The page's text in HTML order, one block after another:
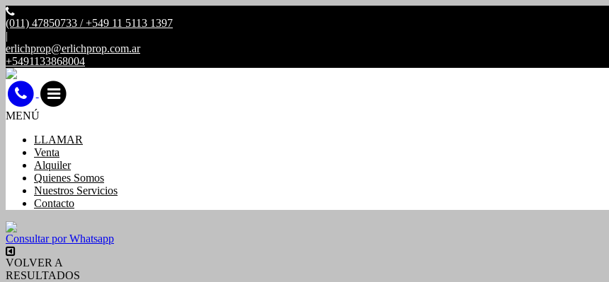
(011) 47850733 / +549 11 5113 1397
|
erlichprop@erlichprop.com.ar
+5491133868004
MENÚ
LLAMAR
Venta
Alquiler
Quienes Somos
Nuestros Servicios
Contacto
Consultar por Whatsapp
VOLVER A
RESULTADOS